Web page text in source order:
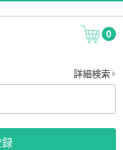
0
詳細検索